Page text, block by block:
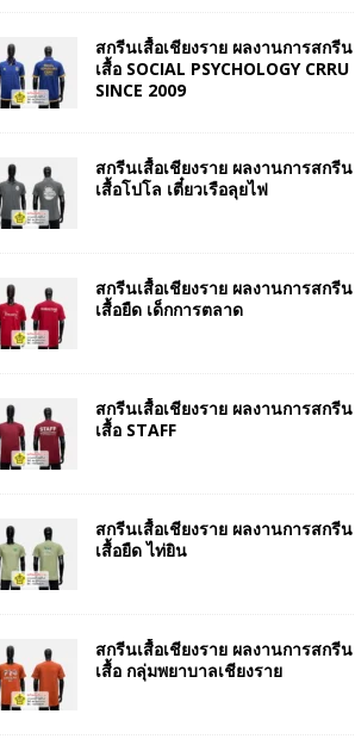
สกรีนเสื้อเชียงราย ผลงานการสกรีน
เสื้อ SOCIAL PSYCHOLOGY CRRU
SINCE 2009
สกรีนเสื้อเชียงราย ผลงานการสกรีน
เสื้อโปโล เตี๋ยวเรือลุยไฟ
สกรีนเสื้อเชียงราย ผลงานการสกรีน
เสื้อยืด เด็กการตลาด
สกรีนเสื้อเชียงราย ผลงานการสกรีน
เสื้อ STAFF
สกรีนเสื้อเชียงราย ผลงานการสกรีน
เสื้อยืด ไท่ยิน
สกรีนเสื้อเชียงราย ผลงานการสกรีน
เสื้อ กลุ่มพยาบาลเชียงราย